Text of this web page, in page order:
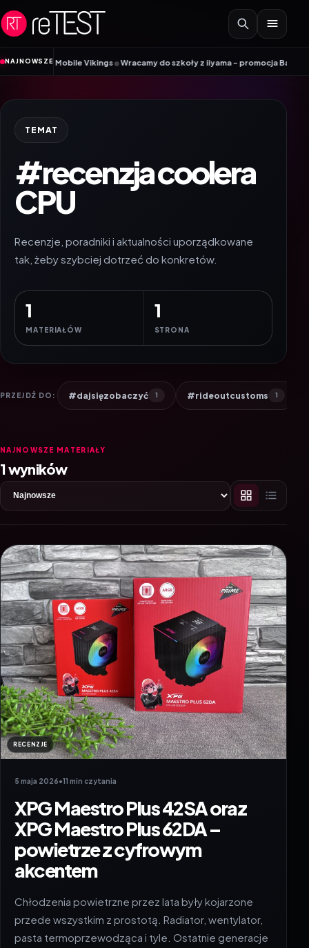
Przejdź do treści
NAJNOWSZE
Mobile Vikings•Wracamy do szkoły z iiyama – promocja Back to
TEMAT
#recenzja coolera
CPU
Recenzje, poradniki i aktualności uporządkowane
tak, żeby szybciej dotrzeć do konkretów.
1
MATERIAŁÓW
1
STRONA
PRZEJDŹ DO: #dajsięzobaczyć 1 #rideoutcustoms 1
NAJNOWSZE MATERIAŁY
1 wyników
RECENZJE
5 maja 2026•11 min czytania
XPG Maestro Plus 42SA oraz
XPG Maestro Plus 62DA –
powietrze z cyfrowym
akcentem
Chłodzenia powietrzne przez lata były kojarzone
przede wszystkim z prostotą. Radiator, wentylator,
pasta termoprzewodząca i tyle. Ostatnie generacje